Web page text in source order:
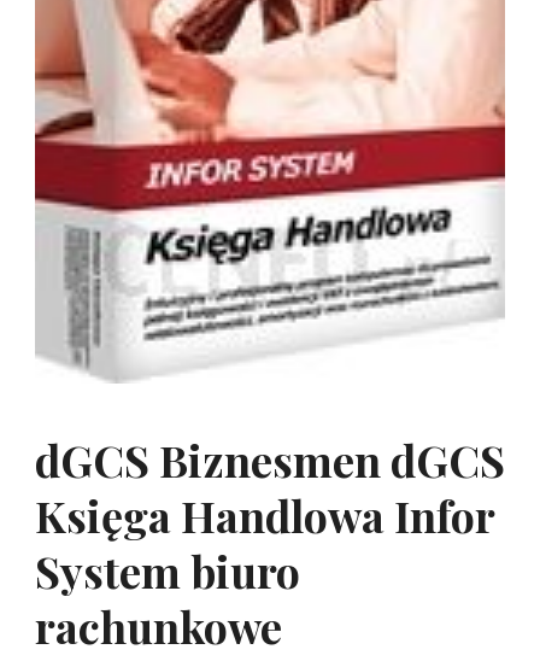
dGCS Biznesmen dGCS
Księga Handlowa Infor
System biuro
rachunkowe